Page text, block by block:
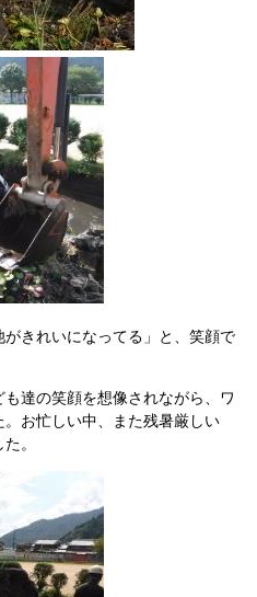
きれいになってる」と、笑顔で
達の笑顔を想像されながら、ワ
お忙しい中、また残暑厳しい
。